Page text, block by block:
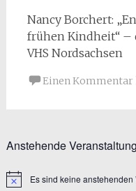
Nancy Borchert:
frühen Kindheit“ –
VHS Nordsachsen
Einen
Anstehende
Es sind keine